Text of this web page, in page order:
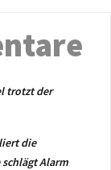
trotzt der
die
schlägt Alarm